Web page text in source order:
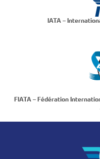
IATA –
FIATA – Fédération